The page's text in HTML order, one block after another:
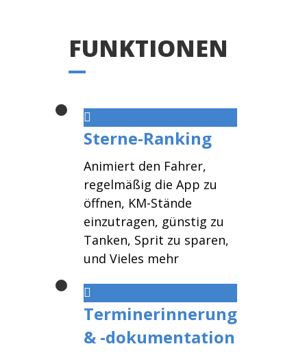
FUNKTIONEN
Sterne-Ranking
Animiert den Fahrer,
regelmäßig die App zu
öffnen, KM-Stände
einzutragen, günstig zu
Tanken, Sprit zu sparen,
und Vieles mehr
Terminerinnerung
& -dokumentation